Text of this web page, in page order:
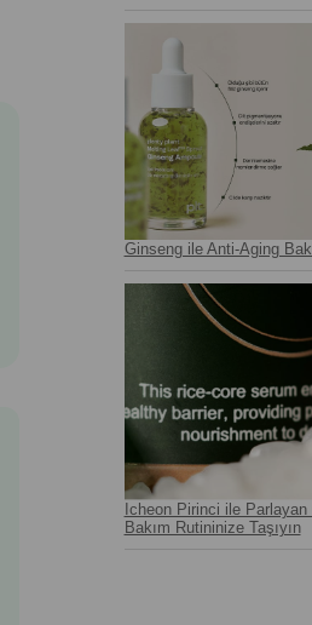
Ginseng ile Anti-Aging
Icheon Pirinci ile
Bakım Rutininize Taşıyın